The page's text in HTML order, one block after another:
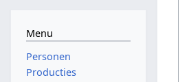
Menu
Personen
Producties